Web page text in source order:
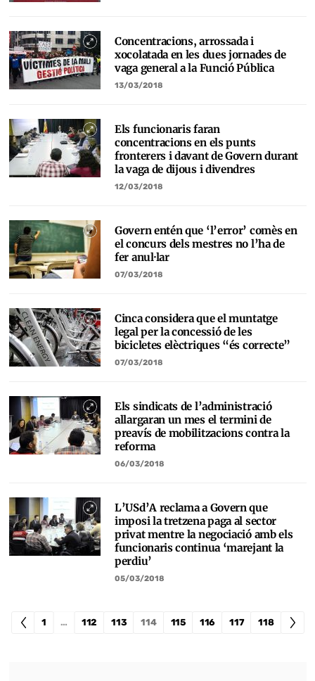
Concentracions, arrossada i
xocolatada en les dues jornades de
vaga general a la Funció Pública
13/03/2018
Els funcionaris faran
concentracions en els punts
fronterers i davant de Govern durant
la vaga de dijous i divendres
12/03/2018
Govern entén que ‘l’error’ comès en
el concurs dels mestres no l’ha de
fer anul·lar
07/03/2018
Cinca considera que el muntatge
legal per la concessió de les
bicicletes elèctriques “és correcte”
07/03/2018
Els sindicats de l’administració
allargaran un mes el termini de
preavís de mobilitzacions contra la
reforma
06/03/2018
L’USd’A reclama a Govern que
imposi la tretzena paga al sector
privat mentre la negociació amb els
funcionaris continua ‘marejant la
perdiu’
05/03/2018
1 … 112 113 114 115 116 117 118